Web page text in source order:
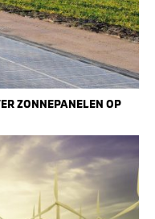
ZONNEPANELEN OP